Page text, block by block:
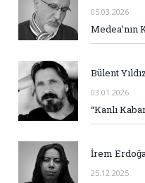
05.03.2026
Medea’nın
Bülent
03.01.2026
“Kanlı
İrem
25.12.2025